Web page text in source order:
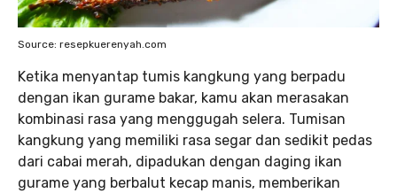
Source: resepkuerenyah.com
Ketika menyantap tumis kangkung yang berpadu
dengan ikan gurame bakar, kamu akan merasakan
kombinasi rasa yang menggugah selera. Tumisan
kangkung yang memiliki rasa segar dan sedikit pedas
dari cabai merah, dipadukan dengan daging ikan
gurame yang berbalut kecap manis, memberikan